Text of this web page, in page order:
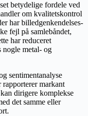
betydelige fordele ved
om kvalitetskontrol
har billedgenkendelses-
fejl på samlebåndet,
har reduceret
nogle metal- og
sentimentanalyse
markant
dirigere komplekse
det samme eller